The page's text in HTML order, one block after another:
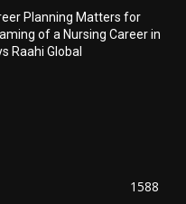
Planning Matters for
of a Nursing Career in
Raahi Global
1588